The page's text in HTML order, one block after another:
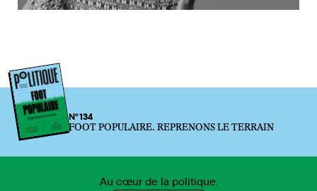
N°134
FOOT POPULAIRE. REPRENONS LE TERRAIN
Au cœur de la politique.